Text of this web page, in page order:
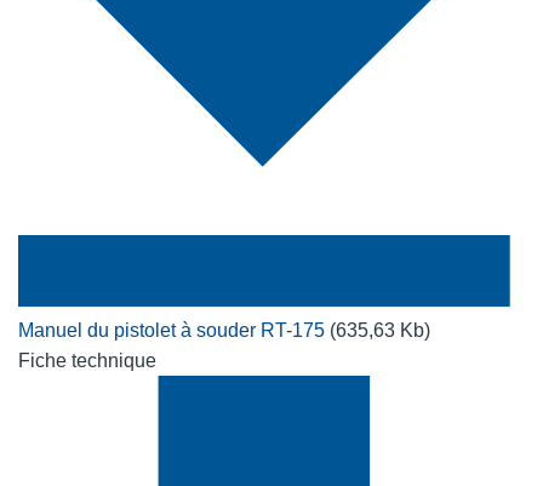
Manuel du pistolet à souder RT-175 (635,63 Kb)
Fiche technique